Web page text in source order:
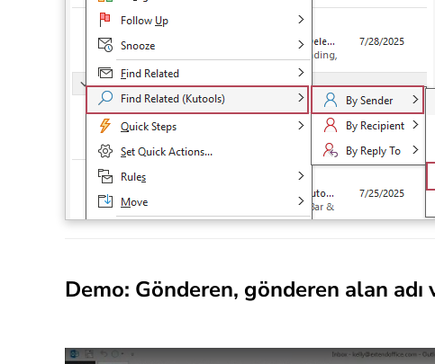
Demo: Gönderen, gönderen alan